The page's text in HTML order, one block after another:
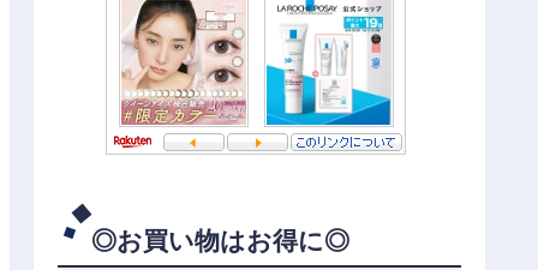
◎お買い物はお得に◎